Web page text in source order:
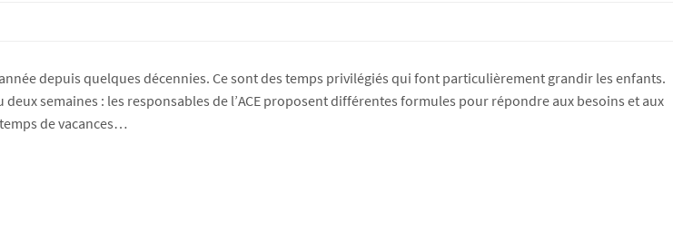
année depuis quelques décennies. Ce sont des temps privilégiés qui font particulièrement grandir les enfants.
deux semaines : les responsables de l’ACE proposent différentes formules pour répondre aux besoins et aux
de vacances…